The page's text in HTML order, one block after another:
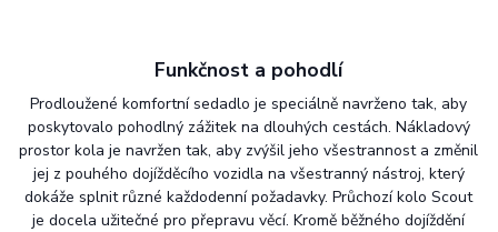
Funkčnost a pohodlí
Prodloužené komfortní sedadlo je speciálně navrženo tak, aby
poskytovalo pohodlný zážitek na dlouhých cestách. Nákladový
prostor kola je navržen tak, aby zvýšil jeho všestrannost a změnil
jej z pouhého dojížděcího vozidla na všestranný nástroj, který
dokáže splnit různé každodenní požadavky. Průchozí kolo Scout
je docela užitečné pro přepravu věcí. Kromě běžného dojíždění